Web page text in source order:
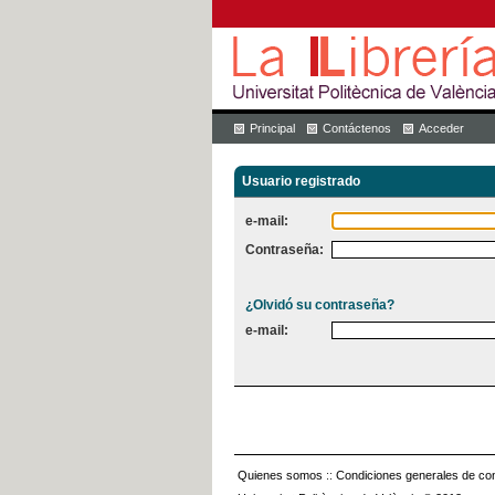
Principal Contáctenos Acceder
Usuario registrado
e-mail:
Contraseña:
¿Olvidó su contraseña?
e-mail:
Quienes somos :: Condiciones generales de